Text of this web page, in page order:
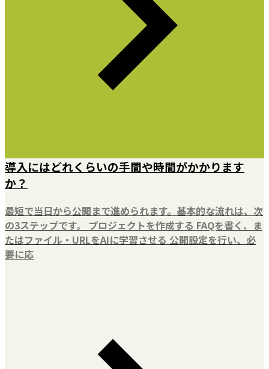
導入にはどれくらいの手間や時間がかかります
か？
最短で当日から公開まで進められます。基本的な流れは、次
の3ステップです。 プロジェクトを作成する FAQを書く、ま
たはファイル・URLをAIに学習させる 公開設定を行い、必
要に応